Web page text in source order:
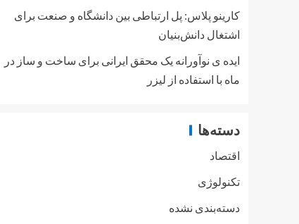
کارینو پلاس: پل ارتباطی بین دانشگاه و صنعت برای
اشتغال دانش‌بنیان
ایده ی نوآورانه یک محقق ایرانی برای ساخت و ساز در
ماه با استفاده از لیزر
دسته‌ها
اقتصاد
تکنولوژی
دسته‌بندی نشده